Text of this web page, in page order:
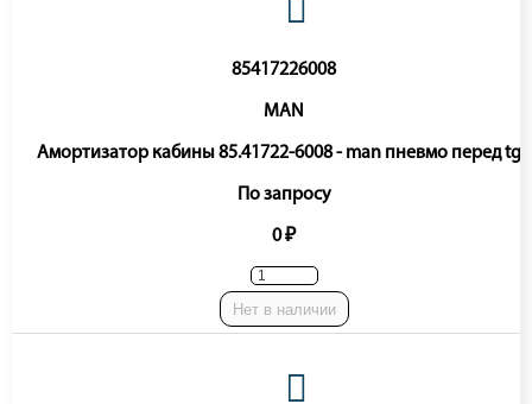
85417226008
MAN
Амортизатор кабины 85.41722-6008 - man пневмо перед tga
По запросу
0 ₽
Нет в наличии